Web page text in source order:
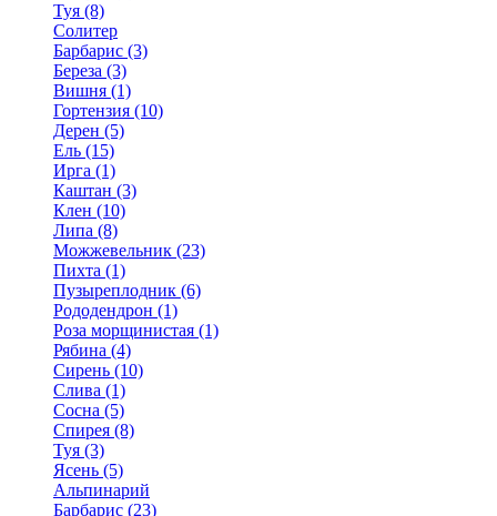
Туя (8)
Солитер
Барбарис (3)
Береза (3)
Вишня (1)
Гортензия (10)
Дерен (5)
Ель (15)
Ирга (1)
Каштан (3)
Клен (10)
Липа (8)
Можжевельник (23)
Пихта (1)
Пузыреплодник (6)
Рододендрон (1)
Роза морщинистая (1)
Рябина (4)
Сирень (10)
Слива (1)
Сосна (5)
Спирея (8)
Туя (3)
Ясень (5)
Альпинарий
Барбарис (23)